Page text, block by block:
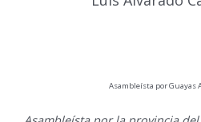
Asambleísta por Guayas